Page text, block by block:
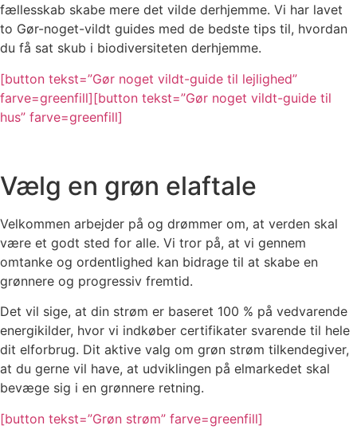
fællesskab skabe mere det vilde derhjemme. Vi har lavet
to Gør-noget-vildt guides med de bedste tips til, hvordan
du få sat skub i biodiversiteten derhjemme.
[button tekst=”Gør noget vildt-guide til lejlighed”
farve=greenfill][button tekst=”Gør noget vildt-guide til
hus” farve=greenfill]
Vælg en grøn elaftale
Velkommen arbejder på og drømmer om, at verden skal
være et godt sted for alle. Vi tror på, at vi gennem
omtanke og ordentlighed kan bidrage til at skabe en
grønnere og progressiv fremtid.
Det vil sige, at din strøm er baseret 100 % på vedvarende
energikilder, hvor vi indkøber certifikater svarende til hele
dit elforbrug. Dit aktive valg om grøn strøm tilkendegiver,
at du gerne vil have, at udviklingen på elmarkedet skal
bevæge sig i en grønnere retning.
[button tekst=”Grøn strøm” farve=greenfill]